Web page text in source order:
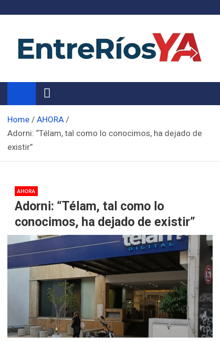
Noticias de Entre Ríos
Información de toda la provincia ahora
Home
AHORA
Adorni: “Télam, tal como lo conocimos, ha dejado de
existir”
AHORA
Adorni: “Télam, tal como lo
conocimos, ha dejado de existir”